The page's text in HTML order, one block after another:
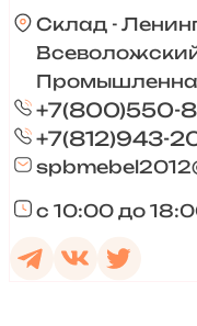
Склад -
+7(800)550-
+7(812)943-
с 10:00 до